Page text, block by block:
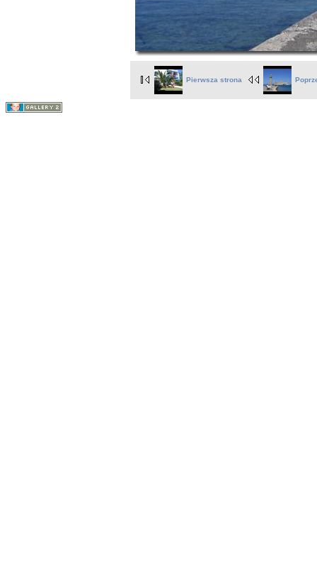
Pierwsza strona